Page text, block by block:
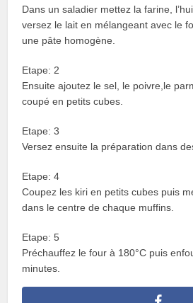
Dans un saladier mettez la farine,
versez le lait en mélangeant avec le
une pâte homogène.
Etape: 2
Ensuite ajoutez le sel, le poivre,le
coupé en petits cubes.
Etape: 3
Versez ensuite la préparation dans
Etape: 4
Coupez les kiri en petits cubes puis
dans le centre de chaque muffins.
Etape: 5
Préchauffez le four à 180°C puis
minutes.